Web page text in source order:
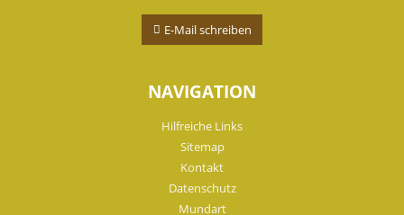
E-Mail schreiben
NAVIGATION
Hilfreiche Links
Sitemap
Kontakt
Datenschutz
Mundart